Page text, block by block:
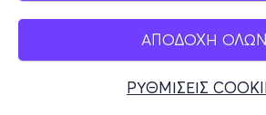
ΑΠΟΔΟΧΗ ΟΛΩΝ
ΡΥΘΜΙΣΕΙΣ